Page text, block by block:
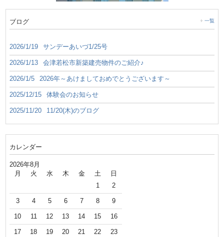
ブログ 一覧
2026/1/19 サンデーあいづ1/25号
2026/1/13 会津若松市新築建売物件のご紹介♪
2026/1/5 2026年～あけましておめでとうございます～
2025/12/15 体験会のお知らせ
2025/11/20 11/20(木)のブログ
カレンダー
2026年8月
月 火 水 木 金 土
日
1
2
3 4 5 6 7 8 9
10 11 12 13 14 15 16
17 18 19 20 21 22 23